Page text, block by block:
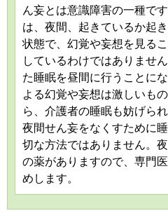
ん妄とは意識障害の一種で
は、夜間、起きているか起
状態で、幻覚や妄想を見る
しているわけではありませ
た睡眠を昼間に行うことに
よる幻覚や妄想は激しいも
ら、介護者の睡眠も妨げら
夜間せん妄をなくすために
切な方法ではありません。
の薬がありますので、専門
めします。